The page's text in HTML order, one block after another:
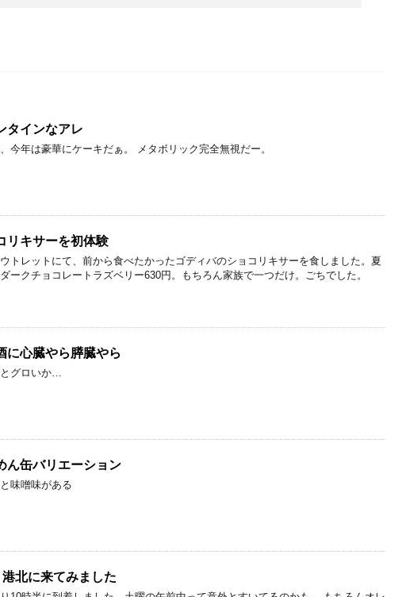
タインなアレ
今年は豪華にケーキだぁ。 メタボリック完全無視だー。
リキサーを初体験
トレットにて、前から食べたかったゴディバのショコリキサーを食しました。夏
ークチョコレートラズベリー630円。もちろん家族で一つだけ。ごちでした。
に心臓やら膵臓やら
グロいか…
ん缶バリエーション
味噌味がある
港北に来てみました